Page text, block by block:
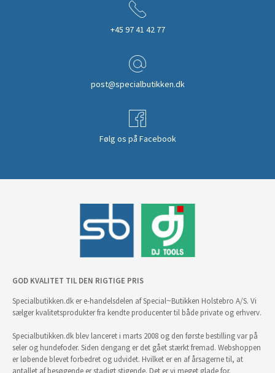
+45 97 41 42 77
post@specialbutikken.dk
Følg os på Facebook
GOD KVALITET TIL DEN RIGTIGE PRIS
Specialbutikken.dk er e-handelsdelen af Special~Butikken Holstebro A/S. Vi
sælger kvalitetsprodukter fra kendte producenter til både private og erhverv.
Specialbutikken.dk blev lanceret i marts 2008 og den første bestilling var på
seler og hundefoder. Siden dengang er det gået stærkt fremad. Webshoppen
er løbende blevet forbedret og udvidet. Hvilket er en af årsagerne til, at